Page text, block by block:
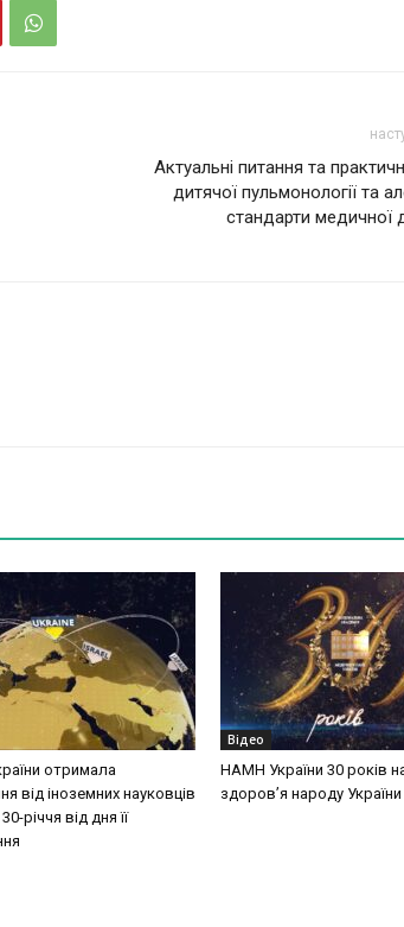
Актуальні питання та
дитячої пульмонології та
стандарти медичної
отримала
від іноземних науковців
річчя від дня її
Відео
НАМН України 30 років
здоров’я народу України